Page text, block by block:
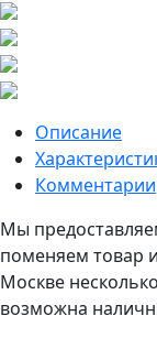
Описание
Комментарии
Мы
поменяем товар
Москве
возможна